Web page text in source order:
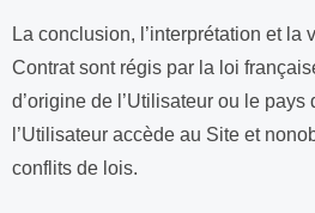
La conclusion, l’interprétation et la
Contrat sont régis par la loi
d’origine de l’Utilisateur ou le pays
l’Utilisateur accède au Site et
conflits de lois.